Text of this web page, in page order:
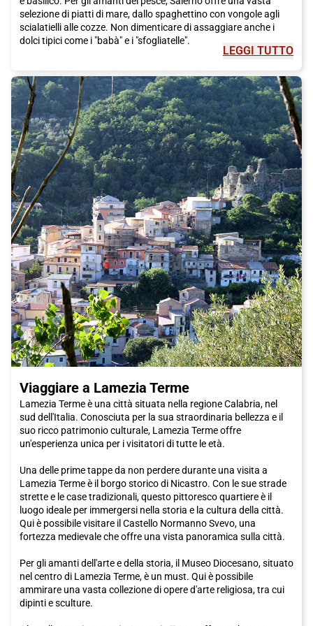
selezione di piatti di mare, dallo spaghettino con vongole agli
scialatielli alle cozze. Non dimenticare di assaggiare anche i
dolci tipici come i "babà" e i "sfogliatelle".
Per completare il tuo viaggio a Salerno, non puoi perderti una
pittoresche del mondo. Con le sue casette colorate, le spiagge
di ciottoli e le sfumature turchesi del mare, la Costiera
Amalfitana è semplicemente incantevole. Raggiungibile
facilmente da Salerno in treno Italo, potrai visitare le
meravigliose città di Amalfi e Positano, oppure fare una
piacevole escursione lungo i sentieri panoramici che
costeggiano la costa.
Scegliere il treno Italo per raggiungere Salerno è la scelta
perfetta per iniziare la tua avventura in questa splendida città.
Italo offre un servizio efficiente e confortevole, con velocità e
puntualità garantite. Con il treno Italo, potrai goderti il viaggio
in totale relax, ammirando il magnifico paesaggio che ti
accompagna lungo il percorso.
Non perdere l'occasione di visitareSalerno, una città ricca di
storia, cultura e delizie culinarie. Prenota subito il tuo biglietto
Italo e preparati a vivere un'esperienza indimenticabile in una
delle destinazioni più affascinanti del sud Italia.
LEGGI TUTTO
Viaggiare a Lamezia Terme
Lamezia Terme è una città situata nella regione Calabria, nel
sud dell'Italia. Conosciuta per la sua straordinaria bellezza e il
suo ricco patrimonio culturale, Lamezia Terme offre
un'esperienza unica per i visitatori di tutte le età.
Una delle prime tappe da non perdere durante una visita a
Lamezia Terme è il borgo storico di Nicastro. Con le sue strade
strette e le case tradizionali, questo pittoresco quartiere è il
luogo ideale per immergersi nella storia e la cultura della città.
Qui è possibile visitare il Castello Normanno Svevo, una
fortezza medievale che offre una vista panoramica sulla città.
Per gli amanti dell'arte e della storia, il Museo Diocesano, situato
nel centro di Lamezia Terme, è un must. Qui è possibile
ammirare una vasta collezione di opere d'arte religiosa, tra cui
dipinti e sculture.